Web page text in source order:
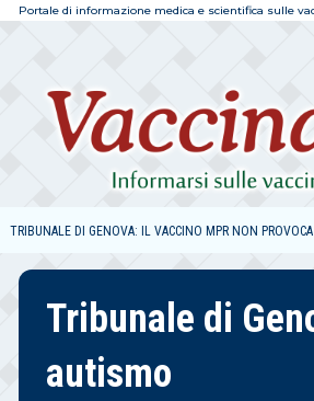
Portale di informazione medica e scientifica sulle
TRIBUNALE DI GENOVA: IL VACCINO MPR NON
Tribunale di
autismo